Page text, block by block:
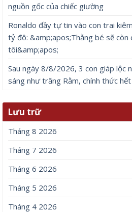
nguồn gốc của chiếc giường
Ronaldo đầy tự tin vào con trai
tỷ đô: &amp;apos;Thằng bé sẽ còn
tôi&amp;apos;
Sau ngày 8/8/2026, 3 con giáp lộc
sáng như trăng Rằm, chính thức
Lưu trữ
Tháng 8 2026
Tháng 7 2026
Tháng 6 2026
Tháng 5 2026
Tháng 4 2026